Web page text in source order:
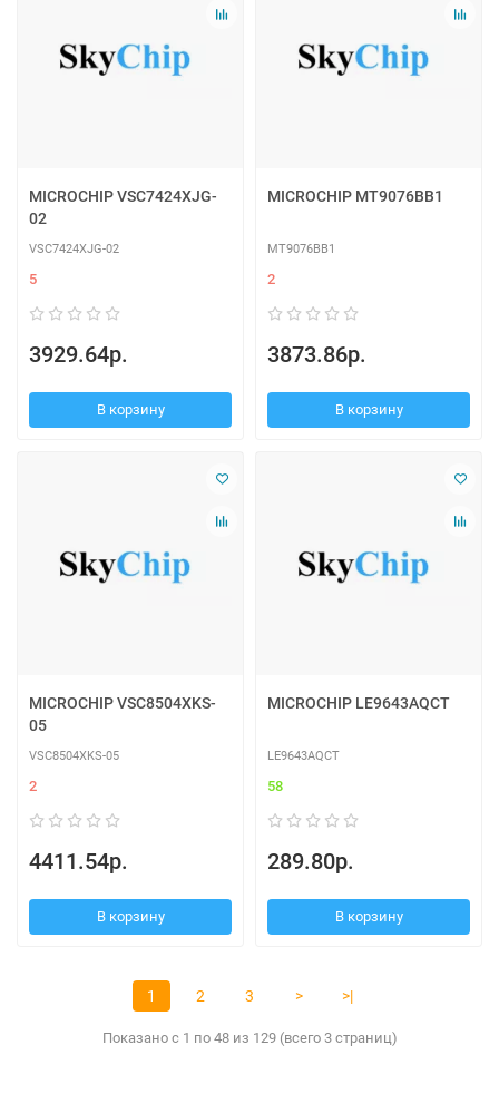
MICROCHIP VSC7424XJG-
02
VSC7424XJG-02
5
3929.64р.
В корзину
MICROCHIP MT9076BB1
MT9076BB1
2
3873.86р.
В корзину
MICROCHIP VSC8504XKS-
05
VSC8504XKS-05
2
4411.54р.
В корзину
MICROCHIP LE9643AQCT
LE9643AQCT
58
289.80р.
В корзину
1 2 3 > >|
Показано с 1 по 48 из 129 (всего 3 страниц)